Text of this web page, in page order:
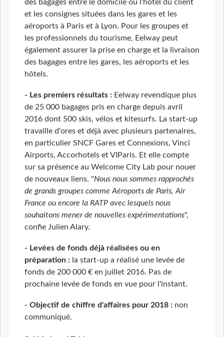
des bagages entre le domicile ou l'hôtel du client
et les consignes situées dans les gares et les
aéroports à Paris et à Lyon. Pour les groupes et
les professionnels du tourisme, Eelway peut
également assurer la prise en charge et la livraison
des bagages entre les gares, les aéroports et les
hôtels.
- Les premiers résultats : Eelway revendique plus
de 25 000 bagages pris en charge depuis avril
2016 dont 500 skis, vélos et kitesurfs. La start-up
travaille d'ores et déjà avec plusieurs partenaires,
en particulier SNCF Gares et Connexions, Vinci
Airports, Accorhotels et VIParis. Et elle compte
sur sa présence au Welcome City Lab pour nouer
de nouveaux liens. "Nous nous sommes rapprochés
de grands groupes comme Aéroports de Paris, Air
France ou encore la RATP avec lesquels nous
souhaitons mener de nouvelles expérimentations",
confie Julien Alary.
- Levées de fonds déjà réalisées ou en
préparation : la start-up a réalisé une levée de
fonds de 200 000 € en juillet 2016. Pas de
prochaine levée de fonds en vue pour l'instant.
- Objectif de chiffre d'affaires pour 2018 : non
communiqué.